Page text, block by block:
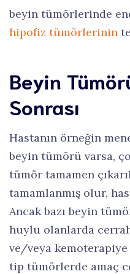
beyin tümörlerinde
hipofiz tümörlerinin
Beyin
Sonrası
Hastanın örneğin
beyin tümörü varsa,
tümör tamamen
tamamlanmış olur,
Ancak bazı beyin
huylu olanlarda
ve/veya
tip tümörlerde amaç